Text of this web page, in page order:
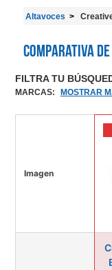
Altavoces
Comparativa
FILTRA TU
MARCAS: MOSTRAR
Imagen